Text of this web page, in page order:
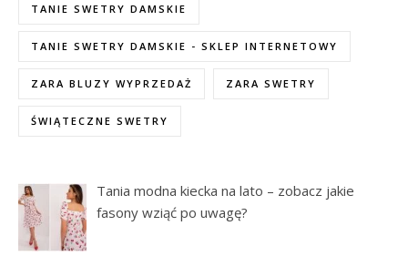
TANIE SWETRY DAMSKIE
TANIE SWETRY DAMSKIE - SKLEP INTERNETOWY
ZARA BLUZY WYPRZEDAŻ ZARA SWETRY
ŚWIĄTECZNE SWETRY
Tania modna kiecka na lato – zobacz jakie
fasony wziąć po uwagę?